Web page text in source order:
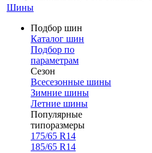
Шины
Подбор шин
Каталог шин
Подбор по
параметрам
Сезон
Всесезонные шины
Зимние шины
Летние шины
Популярные
типоразмеры
175/65 R14
185/65 R14